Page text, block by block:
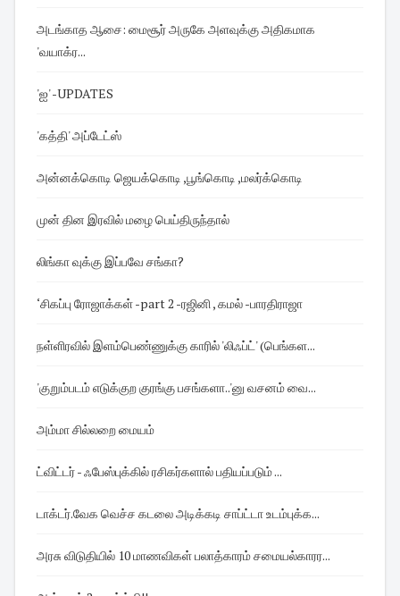
அடங்காத ஆசை: மைசூர் அருகே அளவுக்கு அதிகமாக
'வயாக்ர...
'ஐ' -UPDATES
'கத்தி' அப்டேட்ஸ்
அன்னக்கொடி ஜெயக்கொடி ,பூங்கொடி ,மலர்க்கொடி
முன் தின இரவில் மழை பெய்திருந்தால்
லிங்கா வுக்கு இப்பவே சங்கா?
‘சிகப்பு ரோஜாக்கள் -part 2 -ரஜினி , கமல் -பாரதிராஜா
நள்ளிரவில் இளம்பெண்ணுக்கு காரில் 'லிஃப்ட்' (பெங்கள...
'குறும்படம் எடுக்குற குரங்கு பசங்களா..'னு வசனம் வை...
அம்மா சில்லறை மையம்
ட்விட்டர் - ஃபேஸ்புக்கில் ரசிகர்களால் பதியப்படும் ...
டாக்டர்.வேக வெச்ச கடலை அடிக்கடி சாப்ட்டா உடம்புக்க...
அரசு விடுதியில் 10 மாணவிகள் பலாத்காரம் சமையல்காரர...